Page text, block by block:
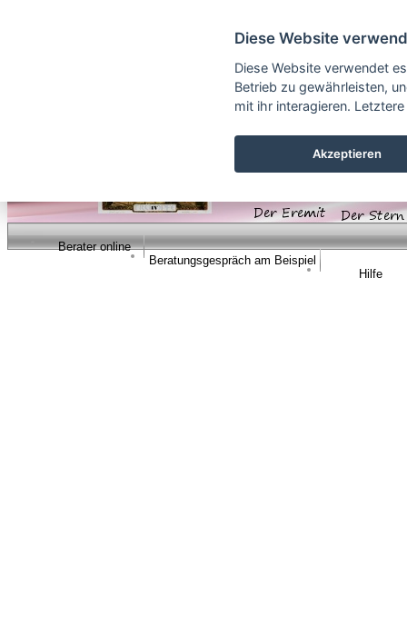
Berater online
Beratungsgespräch am Beispiel
Hilfe
Diese Website
Diese Website verwendet
Betrieb zu gewährleisten,
mit ihr interagieren.
Akzeptieren